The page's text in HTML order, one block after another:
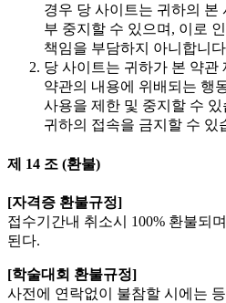
경우 당 사이트는 귀하의 본
부 중지할 수 있으며, 이로
책임을 부담하지 아니합니
당 사이트는 귀하가 본 약관
약관의 내용에 위배되는 행
사용을 제한 및 중지할 수
귀하의 접속을 금지할 수 있
제 14 조 (환불)
[자격증 환불규정]
접수기간내 취소시 100% 환불되
된다.
[학술대회 환불규정]
사전에 연락없이 불참할 시에는